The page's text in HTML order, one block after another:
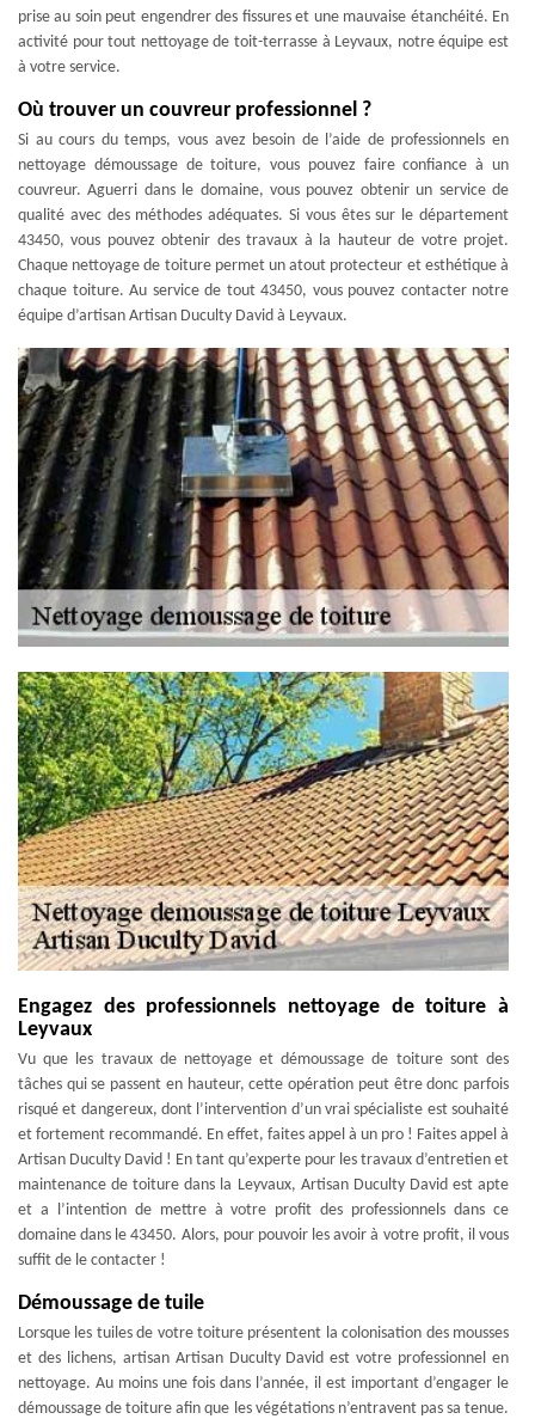
prise au soin peut engendrer des fissures et une mauvaise étanchéité. En
activité pour tout nettoyage de toit-terrasse à Leyvaux, notre équipe est
à votre service.
Où trouver un couvreur professionnel ?
Si au cours du temps, vous avez besoin de l’aide de professionnels en
nettoyage démoussage de toiture, vous pouvez faire confiance à un
couvreur. Aguerri dans le domaine, vous pouvez obtenir un service de
qualité avec des méthodes adéquates. Si vous êtes sur le département
43450, vous pouvez obtenir des travaux à la hauteur de votre projet.
Chaque nettoyage de toiture permet un atout protecteur et esthétique à
chaque toiture. Au service de tout 43450, vous pouvez contacter notre
équipe d’artisan Artisan Duculty David à Leyvaux.
Engagez des professionnels nettoyage de toiture à
Leyvaux
Vu que les travaux de nettoyage et démoussage de toiture sont des
tâches qui se passent en hauteur, cette opération peut être donc parfois
risqué et dangereux, dont l’intervention d’un vrai spécialiste est souhaité
et fortement recommandé. En effet, faites appel à un pro ! Faites appel à
Artisan Duculty David ! En tant qu’experte pour les travaux d’entretien et
maintenance de toiture dans la Leyvaux, Artisan Duculty David est apte
et a l’intention de mettre à votre profit des professionnels dans ce
domaine dans le 43450. Alors, pour pouvoir les avoir à votre profit, il vous
suffit de le contacter !
Démoussage de tuile
Lorsque les tuiles de votre toiture présentent la colonisation des mousses
et des lichens, artisan Artisan Duculty David est votre professionnel en
nettoyage. Au moins une fois dans l’année, il est important d’engager le
démoussage de toiture afin que les végétations n’entravent pas sa tenue.